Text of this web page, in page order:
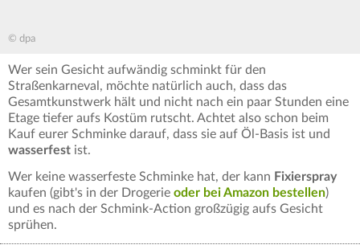
© dpa
Wer sein Gesicht aufwändig schminkt für den
Straßenkarneval, möchte natürlich auch, dass das
Gesamtkunstwerk hält und nicht nach ein paar Stunden eine
Etage tiefer aufs Kostüm rutscht. Achtet also schon beim
Kauf eurer Schminke darauf, dass sie auf Öl-Basis ist und
wasserfest ist.
Wer keine wasserfeste Schminke hat, der kann Fixierspray
kaufen (gibt's in der Drogerie oder bei Amazon bestellen)
und es nach der Schmink-Action großzügig aufs Gesicht
sprühen.